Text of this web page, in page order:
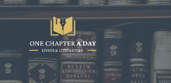
Aller
au
contenu